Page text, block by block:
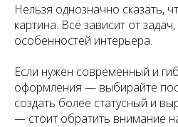
Нельзя однозначно сказать,
картина. Всё зависит от
особенностей интерьера.
Если нужен современный и
оформления — выбирайте
создать более статусный и
— стоит обратить внимание